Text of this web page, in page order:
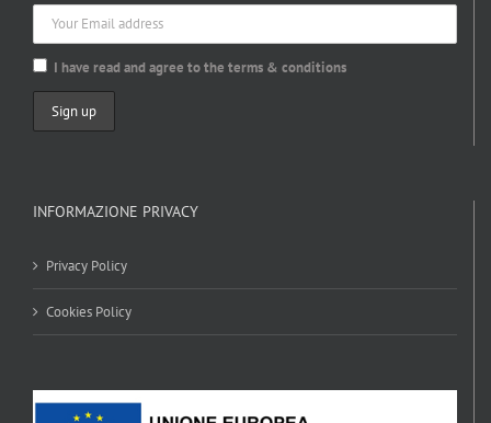
I have read and agree to the terms & conditions
INFORMAZIONE PRIVACY
Privacy Policy
Cookies Policy